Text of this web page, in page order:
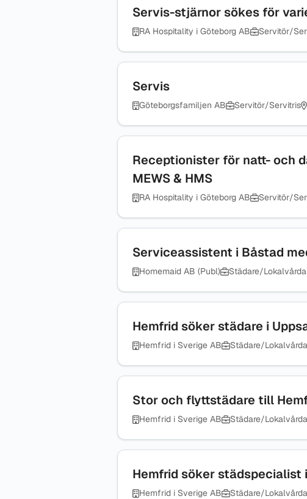
Servis-stjärnor sökes för
RA Hospitality i Göteborg AB Servitör/
Servis
Göteborgsfamiljen AB Servitör/Servitris
Receptionister för natt- och
MEWS & HMS
RA Hospitality i Göteborg AB Servitör/
Serviceassistent i Båstad
Homemaid AB (Publ) Städare/
Hemfrid söker städare i
Hemfrid i Sverige AB Städare/
Stor och flyttstädare till
Hemfrid i Sverige AB Städare/
Hemfrid söker städspecialist
Hemfrid i Sverige AB Städare/